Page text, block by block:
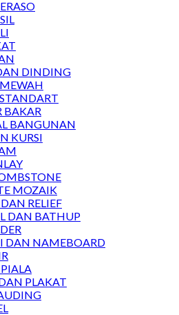
DINDING
BAKAR
BANGUNAN
KURSI
MOZAIK
RELIEF
DAN BATHUP
DAN NAMEBOARD
PLAKAT